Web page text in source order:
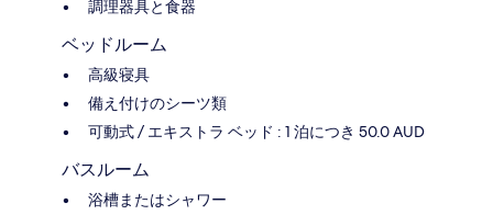
調理器具と食器
ベッドルーム
高級寝具
備え付けのシーツ類
可動式 / エキストラ ベッド : 1 泊につき 50.0 AUD
バスルーム
浴槽またはシャワー